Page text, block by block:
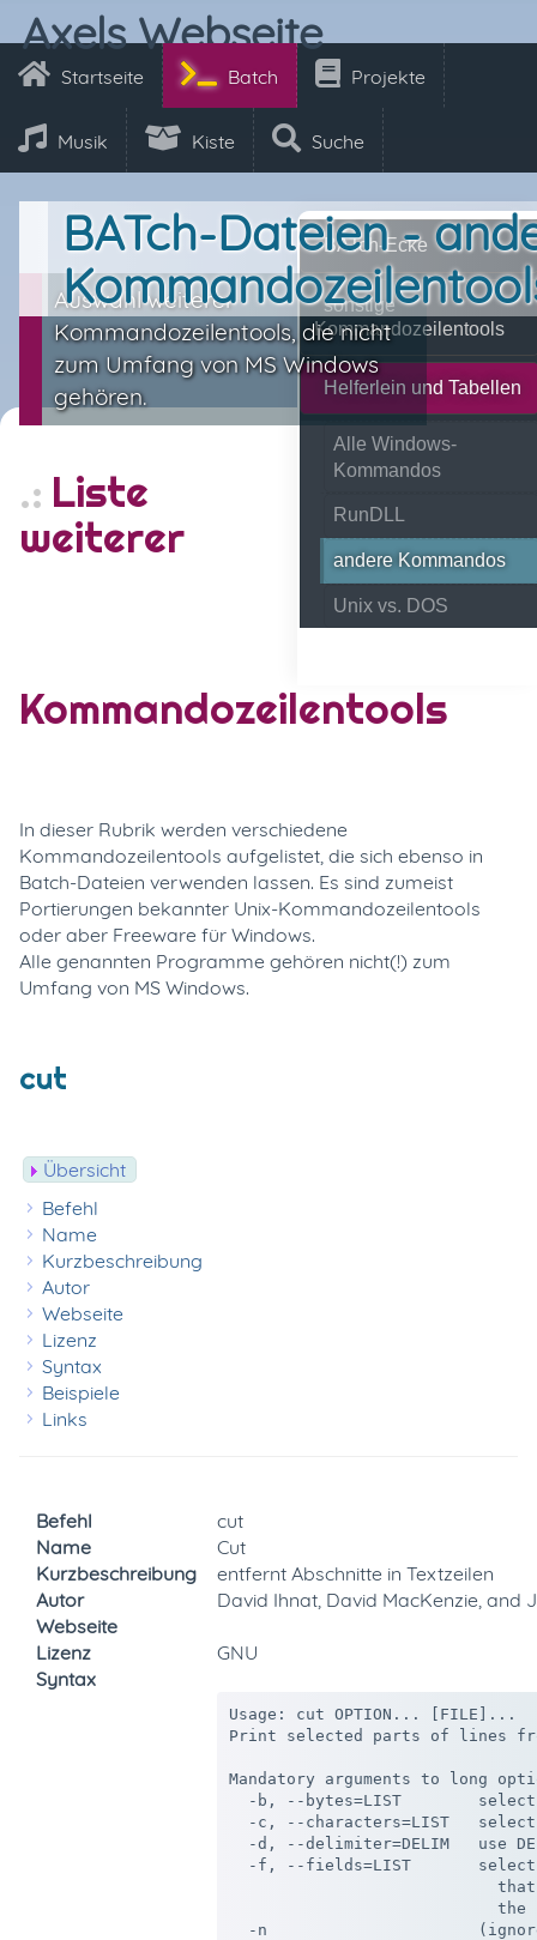
Axels Webseite
Startseite Batch Projekte
Musik Kiste Suche
BATch-Ecke
sonstige
Kommandozeilentools
Helferlein und Tabellen
Alle Windows-
Kommandos
RunDLL
andere Kommandos
Unix vs. DOS
BATch-Dateien -
Auswahl weiterer
Kommandozeilentools, die nicht
zum Umfang von MS Windows
gehören.
Liste
weiterer
Kommandozeilentools
In dieser Rubrik werden verschiedene
Kommandozeilentools aufgelistet, die sich ebenso in
Batch-Dateien verwenden lassen. Es sind zumeist
Portierungen bekannter Unix-Kommandozeilentools
oder aber Freeware für Windows.
Alle genannten Programme gehören nicht(!) zum
Umfang von MS Windows.
cut
Übersicht
Befehl
Name
Kurzbeschreibung
Autor
Webseite
Lizenz
Syntax
Beispiele
Links
Befehl
cut
Name
Cut
Kurzbeschreibung
entfernt Abschnitte in Textzeilen
Autor
David Ihnat, David MacKenzie, and
Webseite
Lizenz
GNU
Syntax
Usage: cut OPTION... [FILE]...
Print selected parts of lines
Mandatory arguments to long
-b, --bytes=LIST
-c, --characters=LIST
-d, --delimiter=DELIM   use
-f, --fields=LIST
the
-n